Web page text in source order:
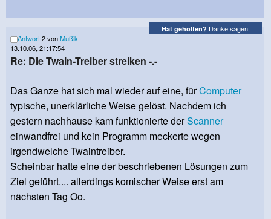
Hat geholfen? Danke sagen!
Antwort2 vonMußik
13.10.06, 21:17:54
Re: Die Twain-Treiber streiken -.-
Das Ganze hat sich mal wieder auf eine, fürComputer
typische, unerklärliche Weise gelöst. Nachdem ich
gestern nachhause kam funktionierte derScanner
einwandfrei und kein Programm meckerte wegen
irgendwelche Twaintreiber.
Scheinbar hatte eine der beschriebenen Lösungen zum
Ziel geführt.... allerdings komischer Weise erst am
nächsten Tag Oo.